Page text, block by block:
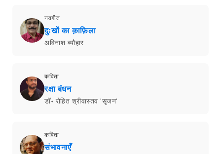
नवगीत
दुःखों का क़ाफ़िला
अविनाश ब्यौहार
कविता
रक्षा बंधन
डॉ॰ रोहित श्रीवास्तव 'सृजन'
कविता
संभावनाएँ